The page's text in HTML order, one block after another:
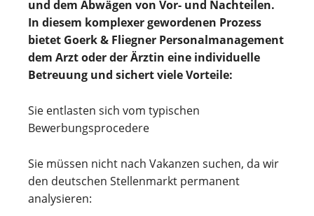
und dem Abwägen von Vor- und Nachteilen.
In diesem komplexer gewordenen Prozess
bietet Goerk & Fliegner Personalmanagement
dem Arzt oder der Ärztin eine individuelle
Betreuung und sichert viele Vorteile:
Sie entlasten sich vom typischen
Bewerbungsprocedere
Sie müssen nicht nach Vakanzen suchen, da wir
den deutschen Stellenmarkt permanent
analysieren: